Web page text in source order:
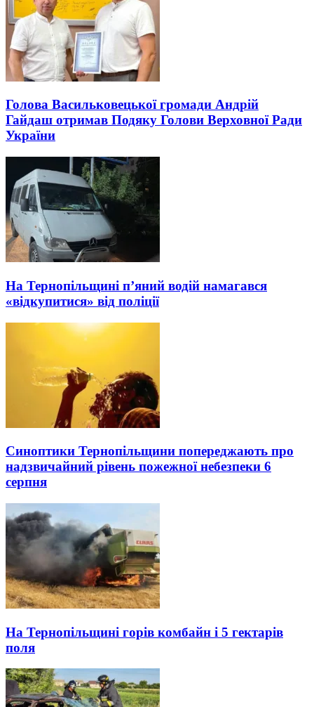
Голова Васильковецької громади Андрій
Гайдаш отримав Подяку Голови Верховної Ради
України
На Тернопільщині п’яний водій намагався
«відкупитися» від поліції
Синоптики Тернопільщини попереджають про
надзвичайний рівень пожежної небезпеки 6
серпня
На Тернопільщині горів комбайн і 5 гектарів
поля